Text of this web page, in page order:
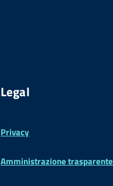
Legal
Privacy
Amministrazione trasparente